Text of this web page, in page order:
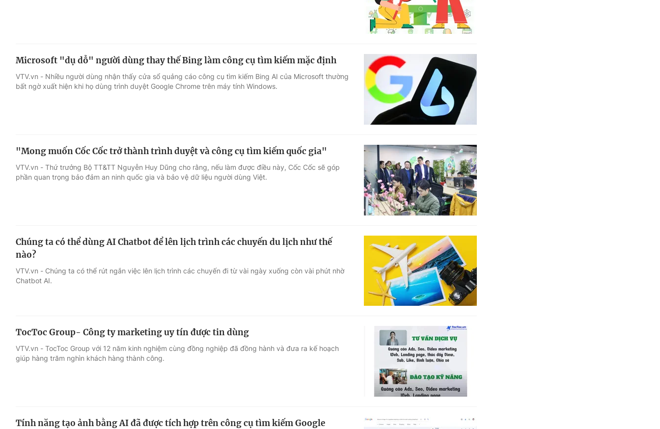
Microsoft "dụ dỗ" người dùng thay thế Bing làm công cụ tìm kiếm mặc định
VTV.vn - Nhiều người dùng nhận thấy cửa sổ quảng cáo công cụ tìm kiếm Bing AI của Microsoft thường
bất ngờ xuất hiện khi họ dùng trình duyệt Google Chrome trên máy tính Windows.
"Mong muốn Cốc Cốc trở thành trình duyệt và công cụ tìm kiếm quốc gia"
VTV.vn - Thứ trưởng Bộ TT&TT Nguyễn Huy Dũng cho rằng, nếu làm được điều này, Cốc Cốc sẽ góp
phần quan trọng bảo đảm an ninh quốc gia và bảo vệ dữ liệu người dùng Việt.
Chúng ta có thể dùng AI Chatbot để lên lịch trình các chuyến du lịch như thế
nào?
VTV.vn - Chúng ta có thể rút ngắn việc lên lịch trình các chuyến đi từ vài ngày xuống còn vài phút nhờ
Chatbot AI.
TocToc Group- Công ty marketing uy tín được tin dùng
VTV.vn - TocToc Group với 12 năm kinh nghiệm cùng đồng nghiệp đã đồng hành và đưa ra kế hoạch
giúp hàng trăm nghìn khách hàng thành công.
Tính năng tạo ảnh bằng AI đã được tích hợp trên công cụ tìm kiếm Google